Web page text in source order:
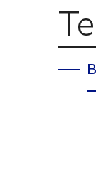
J
e